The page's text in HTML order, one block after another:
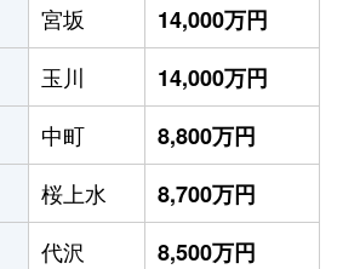
宮坂
14,000万円
玉川
14,000万円
中町
8,800万円
桜上水
8,700万円
代沢
8,500万円